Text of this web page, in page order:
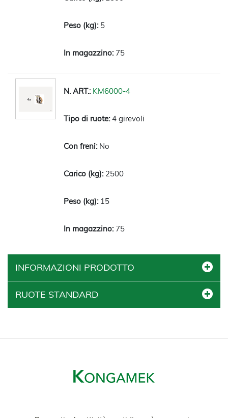
5
75
KM6000-4
4 girevoli
No
2500
15
75
INFORMAZIONI PRODOTTO
RUOTE STANDARD